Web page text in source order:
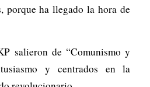
porque ha llegado la hora de
salieron de “Comunismo y
y centrados en la